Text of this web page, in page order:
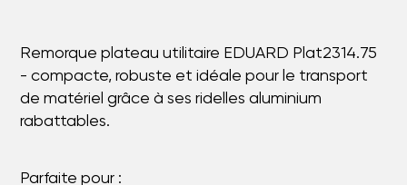
Remorque plateau utilitaire EDUARD Plat2314.75
- compacte, robuste et idéale pour le transport
de matériel grâce à ses ridelles aluminium
rabattables.
Parfaite pour :